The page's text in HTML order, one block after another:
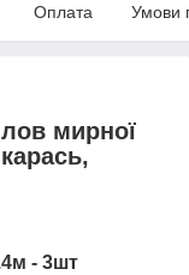
Оплата Умови
мирної
- 3шт